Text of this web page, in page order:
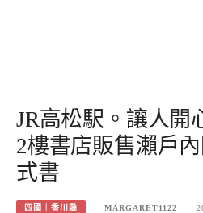
JR高松駅。讓人開
2樓書店販售瀨戶
式書
四國｜香川縣 MARGARET1122